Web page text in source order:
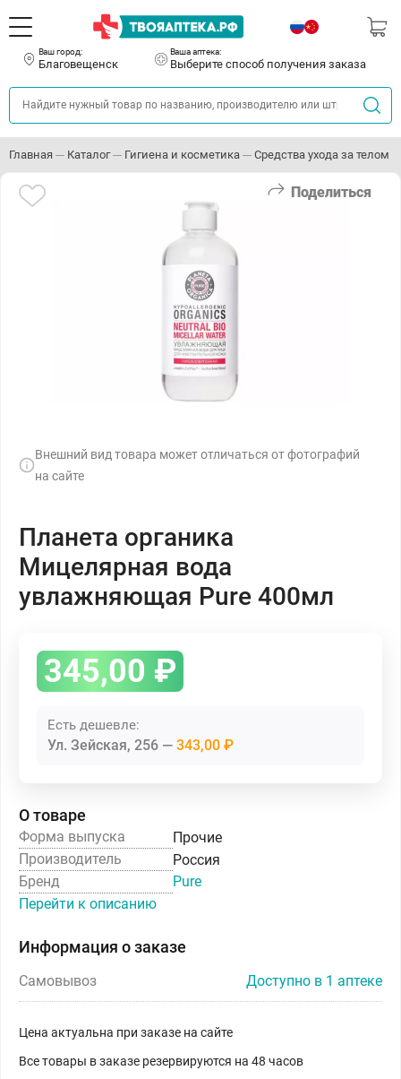
Ваш город:
Благовещенск
Ваша аптека:
Выберите способ получения заказа
Главная Каталог Гигиена и косметика Средства ухода за телом
Поделиться
Внешний вид товара может отличаться от фотографий
на сайте
Планета органика
Мицелярная вода
увлажняющая Pure 400мл
345,00 ₽
Есть дешевле:
Ул. Зейская, 256 343,00 ₽
О товаре
Форма выпуска
Прочие
Производитель
Россия
Бренд
Pure
Перейти к описанию
Информация о заказе
Самовывоз Доступно в 1 аптеке
Цена актуальна при заказе на сайте
Все товары в заказе резервируются на 48 часов